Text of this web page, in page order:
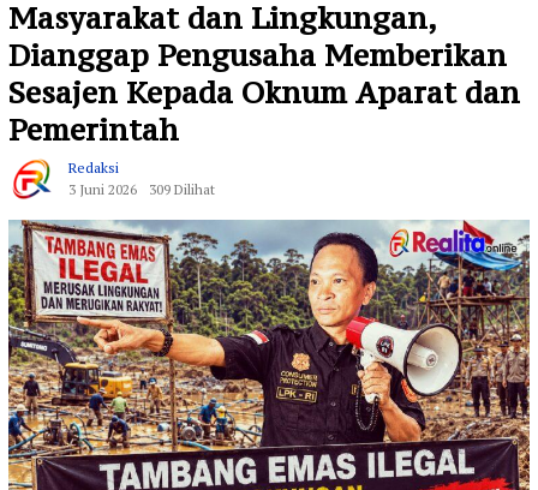
Masyarakat dan Lingkungan,
Dianggap Pengusaha Memberikan
Sesajen Kepada Oknum Aparat dan
Pemerintah
Redaksi
3 Juni 2026
309 Dilihat